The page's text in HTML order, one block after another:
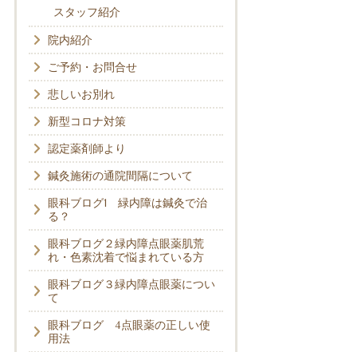
スタッフ紹介
院内紹介
ご予約・お問合せ
悲しいお別れ
新型コロナ対策
認定薬剤師より
鍼灸施術の通院間隔について
眼科ブログ1 緑内障は鍼灸で治
る？
眼科ブログ２緑内障点眼薬肌荒
れ・色素沈着で悩まれている方
眼科ブログ３緑内障点眼薬につい
て
眼科ブログ 4点眼薬の正しい使
用法